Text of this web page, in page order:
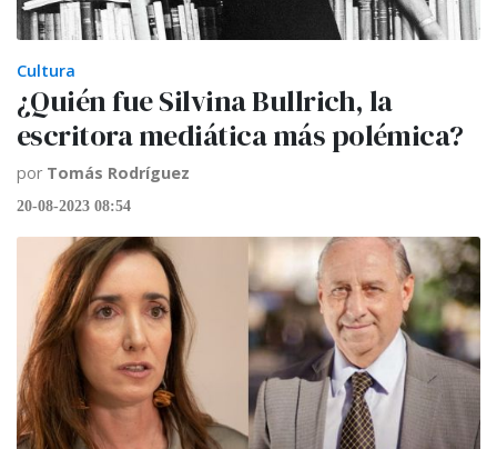
Cultura
¿Quién fue Silvina Bullrich, la
escritora mediática más polémica?
por Tomás Rodríguez
20-08-2023 08:54